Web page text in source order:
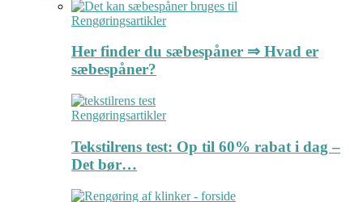
Rengøringsartikler
Her finder du sæbespåner ⇒ Hvad er
sæbespåner?
Rengøringsartikler
Tekstilrens test: Op til 60% rabat i dag –
Det bør…